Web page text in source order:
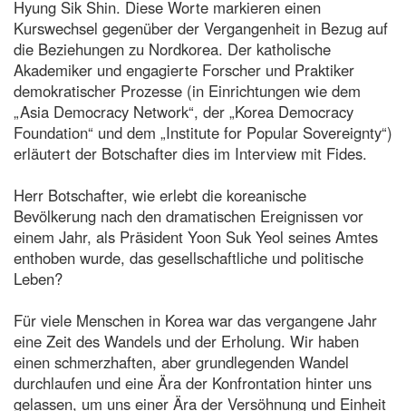
Hyung Sik Shin. Diese Worte markieren einen
Kurswechsel gegenüber der Vergangenheit in Bezug auf
die Beziehungen zu Nordkorea. Der katholische
Akademiker und engagierte Forscher und Praktiker
demokratischer Prozesse (in Einrichtungen wie dem
„Asia Democracy Network“, der „Korea Democracy
Foundation“ und dem „Institute for Popular Sovereignty“)
erläutert der Botschafter dies im Interview mit Fides.
Herr Botschafter, wie erlebt die koreanische
Bevölkerung nach den dramatischen Ereignissen vor
einem Jahr, als Präsident Yoon Suk Yeol seines Amtes
enthoben wurde, das gesellschaftliche und politische
Leben?
Für viele Menschen in Korea war das vergangene Jahr
eine Zeit des Wandels und der Erholung. Wir haben
einen schmerzhaften, aber grundlegenden Wandel
durchlaufen und eine Ära der Konfrontation hinter uns
gelassen, um uns einer Ära der Versöhnung und Einheit